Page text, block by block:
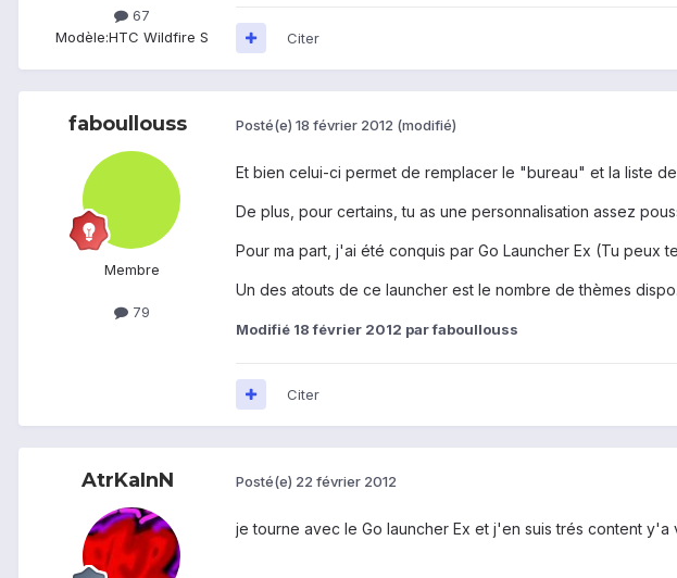
67
Modèle:HTC Wildfire S Citer
faboullouss
Membre
79
Posté(e) 18 février 2012 (modifié)
Et bien celui-ci permet de remplacer le "bureau" et la liste
De plus, pour certains, tu as une personnalisation assez
Pour ma part, j'ai été conquis par Go Launcher Ex (Tu peux
Un des atouts de ce launcher est le nombre de thèmes
Modifié 18 février 2012 par faboullouss
Citer
AtrKaInN Posté(e) 22 février 2012
je tourne avec le Go launcher Ex et j'en suis trés content y'a